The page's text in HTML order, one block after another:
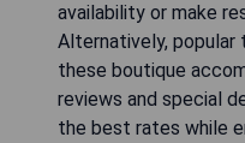
availability or make
Alternatively,
these boutique
reviews and special
the best rates while